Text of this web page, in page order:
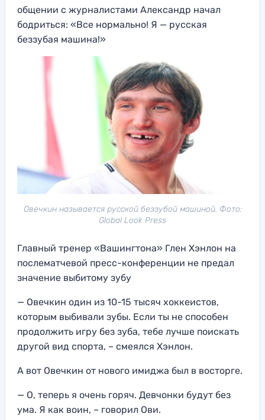
общении с журналистами Александр начал
бодриться: «Все нормально! Я — русская
беззубая машина!»
Овечкин называется русской беззубой машиной. Фото:
Global Look Press
Главный тренер «Вашингтона» Глен Хэнлон на
послематчевой пресс-конференции не предал
значение выбитому зубу
— Овечкин один из 10-15 тысяч хоккеистов,
которым выбивали зубы. Если ты не способен
продолжить игру без зуба, тебе лучше поискать
другой вид спорта, – смеялся Хэнлон.
А вот Овечкин от нового имиджа был в восторге.
— О, теперь я очень горяч. Девчонки будут без
ума. Я как воин, – говорил Ови.